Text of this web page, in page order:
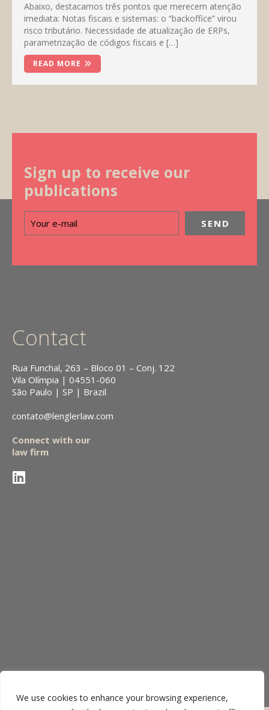
We use cookies to enhance your browsing experience,
Abaixo, destacamos três pontos que merecem atenção
imediata: Notas fiscais e sistemas: o “backoffice” virou
risco tributário. Necessidade de atualização de ERPs,
parametrização de códigos fiscais e […]
READ MORE
Sign up to receive our
publications
Contact
Rua Funchal, 263 – Bloco 01 – Conj. 122
Vila Olímpia | 04551-060
São Paulo | SP | Brazil
contato@lenglerlaw.com
Connect with our
law firm